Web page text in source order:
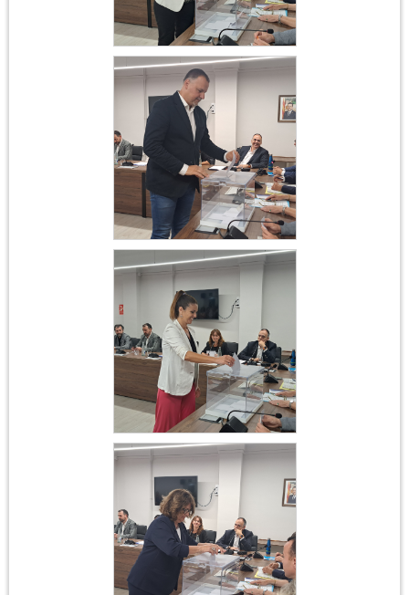
Constitució
Ajuntament 17 de juny
2023
Constitució
Ajuntament 17 de juny
2023
Constitució
Ajuntament 17 de juny
2023